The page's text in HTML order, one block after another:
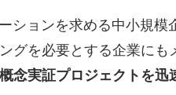
ションを求める中小規
を必要とする企業にも
念実証プロジェクトを迅